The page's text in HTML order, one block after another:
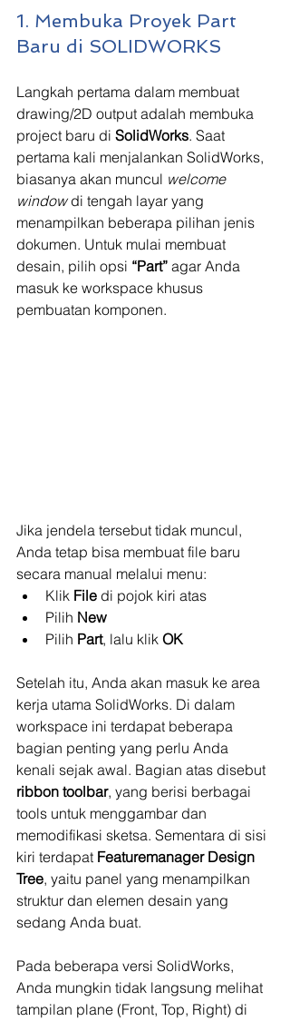
1. Membuka Proyek Part
Baru di SOLIDWORKS
Langkah pertama dalam membuat
drawing/2D output adalah membuka
project baru di SolidWorks. Saat
pertama kali menjalankan SolidWorks,
biasanya akan muncul welcome
window di tengah layar yang
menampilkan beberapa pilihan jenis
dokumen. Untuk mulai membuat
desain, pilih opsi “Part” agar Anda
masuk ke workspace khusus
pembuatan komponen.
Jika jendela tersebut tidak muncul,
Anda tetap bisa membuat file baru
secara manual melalui menu:
Klik File di pojok kiri atas
Pilih New
Pilih Part, lalu klik OK
Setelah itu, Anda akan masuk ke area
kerja utama SolidWorks. Di dalam
workspace ini terdapat beberapa
bagian penting yang perlu Anda
kenali sejak awal. Bagian atas disebut
ribbon toolbar, yang berisi berbagai
tools untuk menggambar dan
memodifikasi sketsa. Sementara di sisi
kiri terdapat Featuremanager Design
Tree, yaitu panel yang menampilkan
struktur dan elemen desain yang
sedang Anda buat.
Pada beberapa versi SolidWorks,
Anda mungkin tidak langsung melihat
tampilan plane (Front, Top, Right) di